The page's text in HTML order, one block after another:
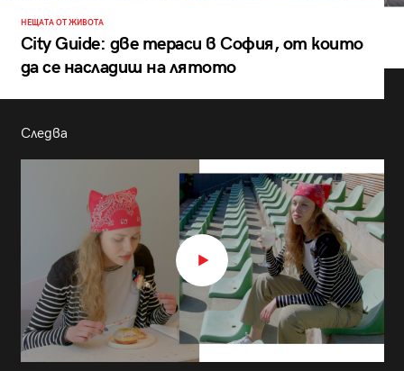
НЕЩАТА ОТ ЖИВОТА
City Guide: две тераси в София, от които
да се насладиш на лятото
Следва